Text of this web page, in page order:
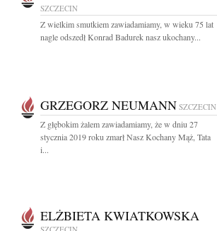
SZCZECIN
Z wielkim smutkiem zawiadamiamy, w wieku 75 lat
nagle odszedł Konrad Badurek nasz ukochany...
GRZEGORZ NEUMANN SZCZECIN
Z głębokim żalem zawiadamiamy, że w dniu 27
stycznia 2019 roku zmarł Nasz Kochany Mąż, Tata
i...
ELŻBIETA KWIATKOWSKA